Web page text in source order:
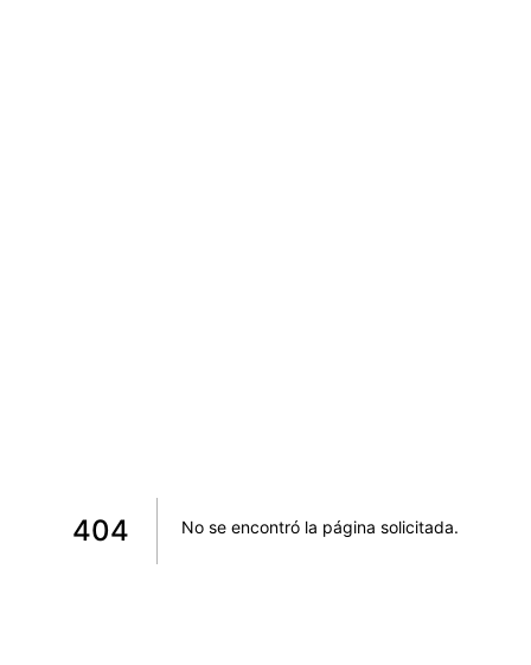
404 No se encontró la página solicitada.